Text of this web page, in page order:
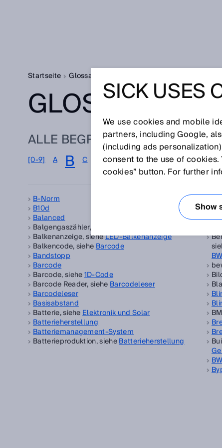
Startseite Glossar
GLOSSAR
ALLE BEGRIFFE ZU B
[0-9] A B C E F G H J K L M N
B-Norm
B10d
Balanced
Balgengaszähler, siehe
Balkenanzeige, sieheLED-Balkenanzeige
Balkencode, sieheBarcode
Bandstopp
Barcode
Barcode, siehe1D-Code
Barcode Reader, sieheBarcodeleser
Barcodeleser
Basisabstand
Batterie, sieheElektronik und Solar
Batterieherstellung
Batteriemanagement-System
Batterieproduktion, sieheBatterieherstellung
SICK USES
We use cookies and mobile
partners, including Google,
(including ads
consent to the use of
cookies” button. For further
Show